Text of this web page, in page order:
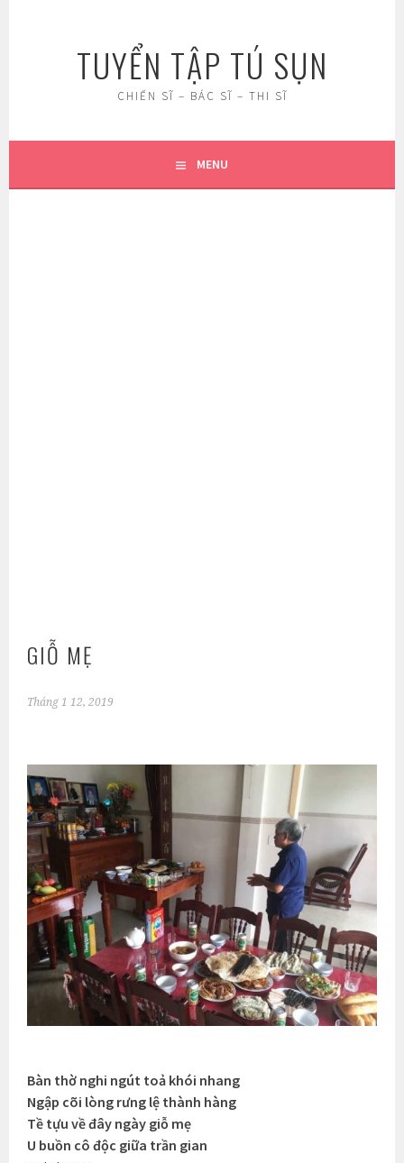
TUYỂN TẬP TÚ SỤN
CHIẾN SĨ – BÁC SĨ – THI SĨ
MENU
GIỖ MẸ
Tháng 1 12, 2019
Bàn thờ nghi ngút toả khói nhang
Ngập cõi lòng rưng lệ thành hàng
Tề tựu về đây ngày giỗ mẹ
U buồn cô độc giữa trần gian